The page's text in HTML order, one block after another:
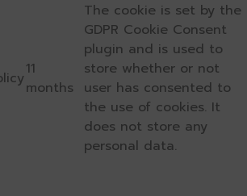
11
months
The cookie is set by the
GDPR Cookie Consent
plugin and is used to
store whether or not
user has consented to
the use of cookies. It
does not store any
personal data.